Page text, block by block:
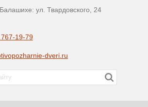
ул. Твардовского, 24
19-79
dveri.ru